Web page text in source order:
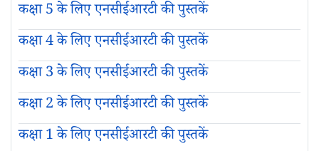
कक्षा 5 के लिए एनसीईआरटी की पुस्तकें
कक्षा 4 के लिए एनसीईआरटी की पुस्तकें
कक्षा 3 के लिए एनसीईआरटी की पुस्तकें
कक्षा 2 के लिए एनसीईआरटी की पुस्तकें
कक्षा 1 के लिए एनसीईआरटी की पुस्तकें